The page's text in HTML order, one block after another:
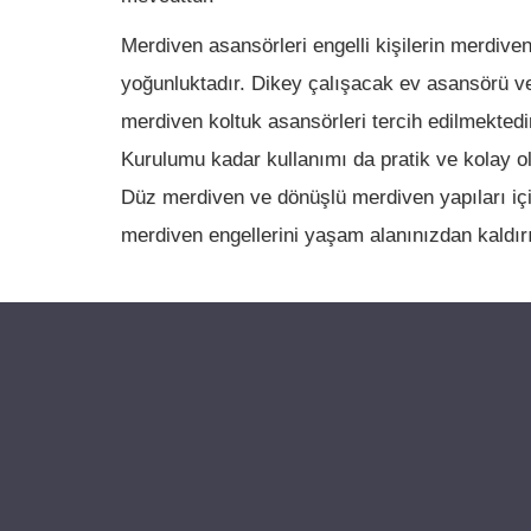
Merdiven asansörleri engelli kişilerin
yoğunluktadır. Dikey çalışacak ev asansörü
merdiven koltuk asansörleri tercih
Kurulumu kadar kullanımı da pratik ve kolay
Düz merdiven ve dönüşlü merdiven yapıları
merdiven engellerini yaşam alanınızdan